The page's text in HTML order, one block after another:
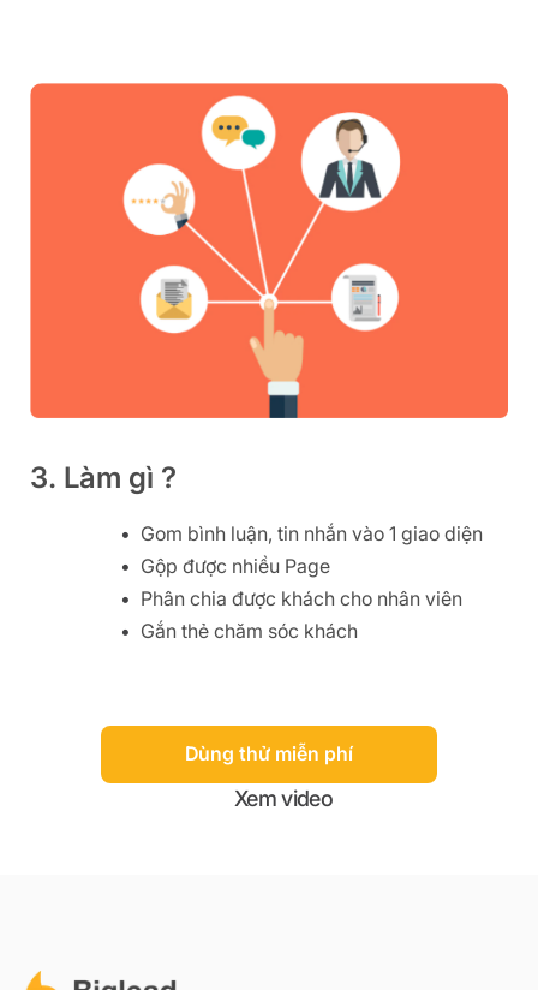
3. Làm gì ?
Gom bình luận, tin nhắn vào 1 giao diện
Gộp được nhiều Page
Phân chia được khách cho nhân viên
Gắn thẻ chăm sóc khách
Dùng thử miễn phí
Xem video